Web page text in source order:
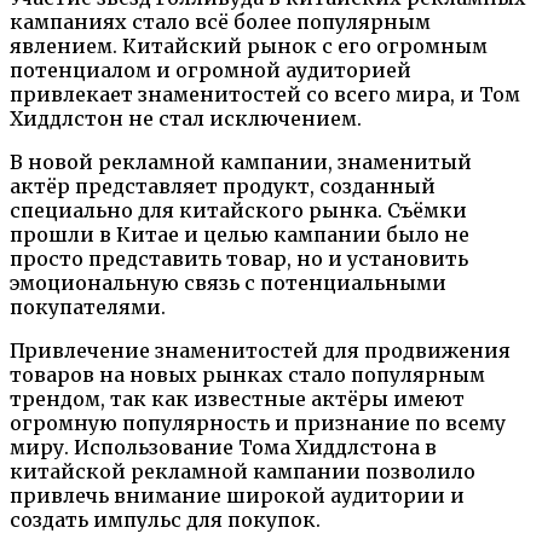
кампаниях стало всё более популярным
явлением. Китайский рынок с его огромным
потенциалом и огромной аудиторией
привлекает знаменитостей со всего мира, и Том
Хиддлстон не стал исключением.
В новой рекламной кампании, знаменитый
актёр представляет продукт, созданный
специально для китайского рынка. Съёмки
прошли в Китае и целью кампании было не
просто представить товар, но и установить
эмоциональную связь с потенциальными
покупателями.
Привлечение знаменитостей для продвижения
товаров на новых рынках стало популярным
трендом, так как известные актёры имеют
огромную популярность и признание по всему
миру. Использование Тома Хиддлстона в
китайской рекламной кампании позволило
привлечь внимание широкой аудитории и
создать импульс для покупок.